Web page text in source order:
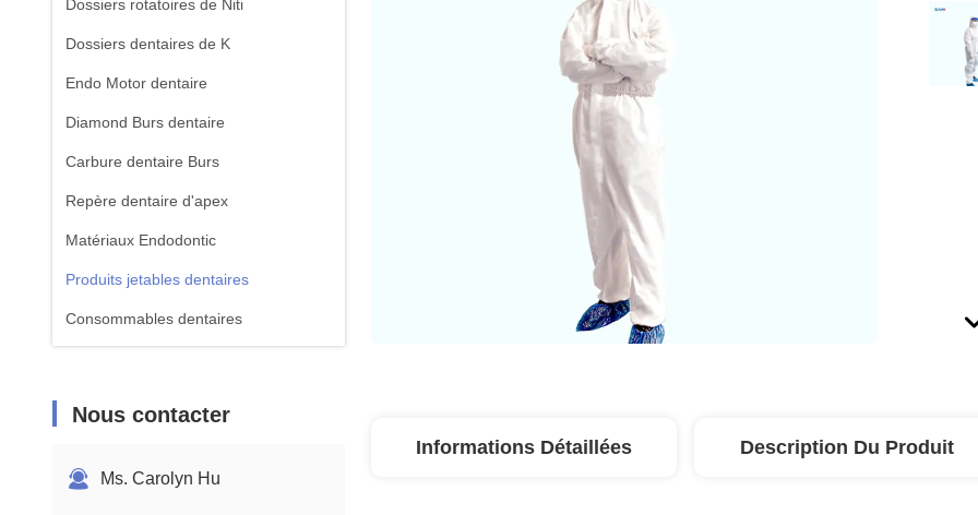
Dossiers rotatoires de Niti
Dossiers dentaires de K
Endo Motor dentaire
Diamond Burs dentaire
Carbure dentaire Burs
Repère dentaire d'apex
Matériaux Endodontic
Produits jetables dentaires
Consommables dentaires
Nous contacter
Ms. Carolyn Hu
Informations Détaillées Description Du Produit